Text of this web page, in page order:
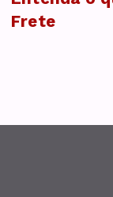
Frete